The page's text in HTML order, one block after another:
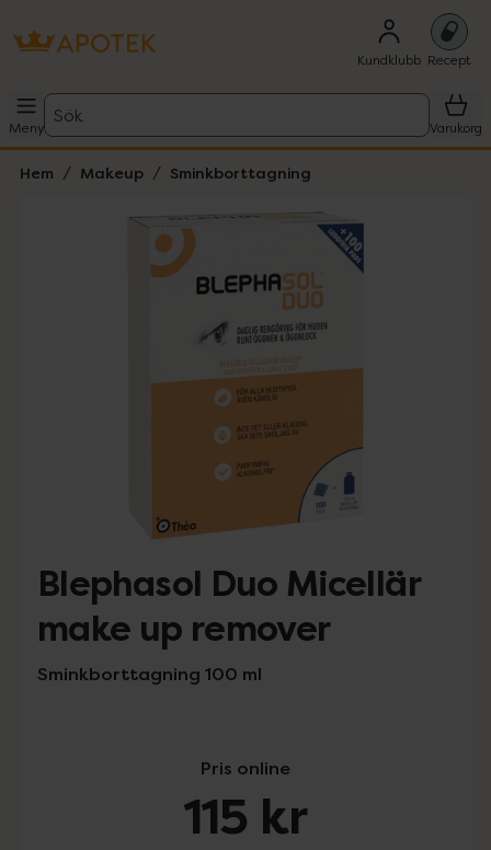
Kundklubb Recept
Meny
Sök
Varukorg
Hem Makeup Sminkborttagning
Lista: . Innehåller 1 objekt.
Hoppa över Lista
Blephasol Duo Micellär
make up remover
Sminkborttagning 100 ml
Pris online
115 kr